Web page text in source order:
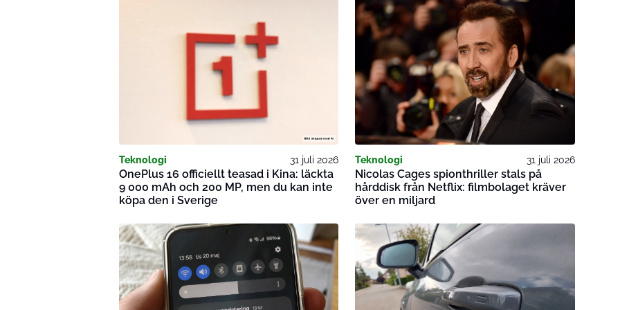
Teknologi 31 juli 2026
OnePlus 16 officiellt teasad i Kina: läckta
9 000 mAh och 200 MP, men du kan inte
köpa den i Sverige
Teknologi 31 juli 2026
Nicolas Cages spionthriller stals på
hårddisk från Netflix: filmbolaget kräver
över en miljard